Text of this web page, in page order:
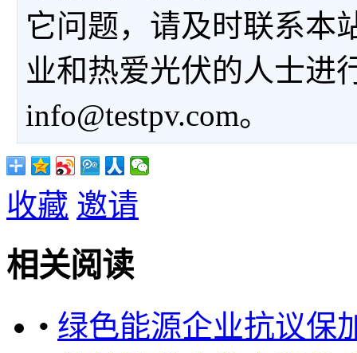
它问题，请及时联系本
业和热爱光伏的人士进
info@testpv.com。
收藏 邀请
相关阅读
• 绿色能源企业抗议保